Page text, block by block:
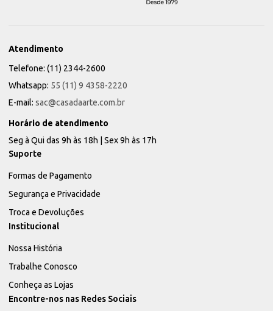
Atendimento
Telefone: (11) 2344-2600
Whatsapp: 55 (11) 9 4358-2220
E-mail: sac@casadaarte.com.br
Horário de atendimento
Seg à Qui das 9h às 18h | Sex 9h às 17h
Suporte
Formas de Pagamento
Segurança e Privacidade
Troca e Devoluções
Institucional
Nossa História
Trabalhe Conosco
Conheça as Lojas
Encontre-nos nas Redes Sociais